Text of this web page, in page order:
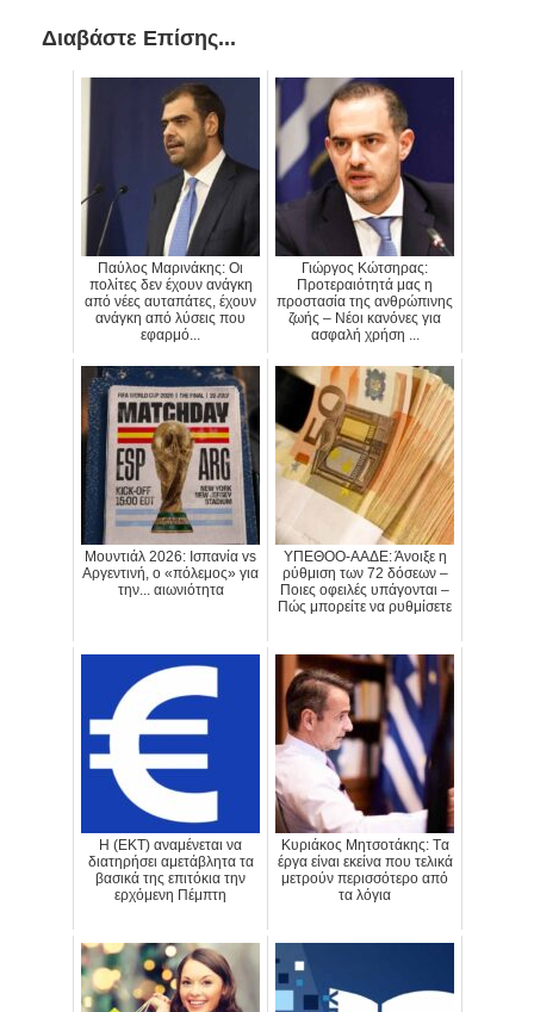
Διαβάστε Επίσης...
Παύλος Μαρινάκης: Οι
πολίτες δεν έχουν ανάγκη
από νέες αυταπάτες, έχουν
ανάγκη από λύσεις που
εφαρμό...
Γιώργος Κώτσηρας:
Προτεραιότητά μας η
προστασία της ανθρώπινης
ζωής – Νέοι κανόνες για
ασφαλή χρήση ...
Μουντιάλ 2026: Ισπανία vs
Αργεντινή, ο «πόλεμος» για
την... αιωνιότητα
ΥΠΕΘΟΟ-ΑΑΔΕ: Άνοιξε η
ρύθμιση των 72 δόσεων –
Ποιες οφειλές υπάγονται –
Πώς μπορείτε να ρυθμίσετε
H (ΕΚΤ) αναμένεται να
διατηρήσει αμετάβλητα τα
βασικά της επιτόκια την
ερχόμενη Πέμπτη
Κυριάκος Μητσοτάκης: Tα
έργα είναι εκείνα που τελικά
μετρούν περισσότερο από
τα λόγια